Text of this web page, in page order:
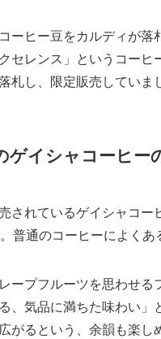
ーヒー豆をカルディが
セレンス」というコー
札し、限定販売していま
ゲイシャコーヒー
されているゲイシャコ
普通のコーヒーによくあ
ープフルーツを思わせ
、気品に満ちた味わい
がるという、余韻も楽し